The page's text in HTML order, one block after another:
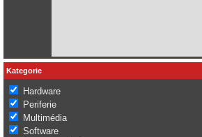
Kategorie
Hardware
Periferie
Multimédia
Software